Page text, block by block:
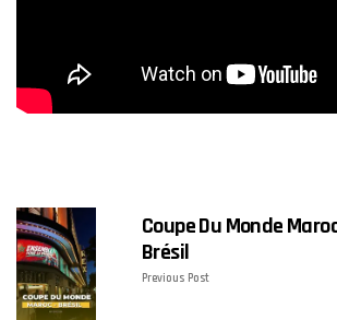
Coupe Du Monde
Brésil
Previous Post